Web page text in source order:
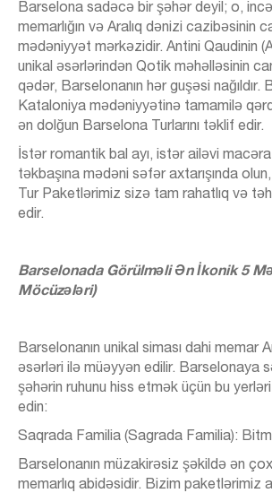
Barselona sadəcə bir şəhər deyil; o,
memarlığın və Aralıq dənizi cazibəsinin
mədəniyyət mərkəzidir. Antini Qaudinin
unikal əsərlərindən Qotik məhəlləsinin
qədər, Barselonanın hər guşəsi
Kataloniya mədəniyyətinə tamamilə qərq
ən dolğun Barselona Turlarını təklif edir.
İstər romantik bal ayı, istər ailəvi
təkbaşına mədəni səfər axtarışında
Tur Paketlərimiz sizə tam rahatlıq və
edir.
Barselonada Görülməli Ən İkonik 5
Möcüzələri)
Barselonanın unikal siması dahi memar
əsərləri ilə müəyyən edilir. Barselonaya
şəhərin ruhunu hiss etmək üçün bu
edin:
Saqrada Familia (Sagrada Familia):
Barselonanın müzakirəsiz şəkildə ən
memarlıq abidəsidir. Bizim paketlərimiz